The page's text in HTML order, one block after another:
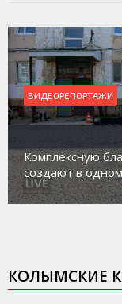
ВИДЕОРЕПОРТАЖИ
Комплексную
создают в
КОЛЫМСКИЕ